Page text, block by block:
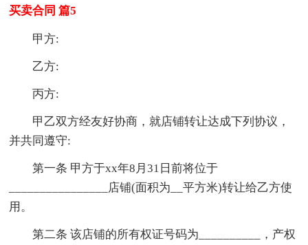
买卖合同 篇5
甲方:
乙方:
丙方:
甲乙双方经友好协商，就店铺转让达成下列协议，
并共同遵守:
第一条 甲方于xx年8月31日前将位于
________________店铺(面积为__平方米)转让给乙方使
用。
第二条 该店铺的所有权证号码为__________，产权